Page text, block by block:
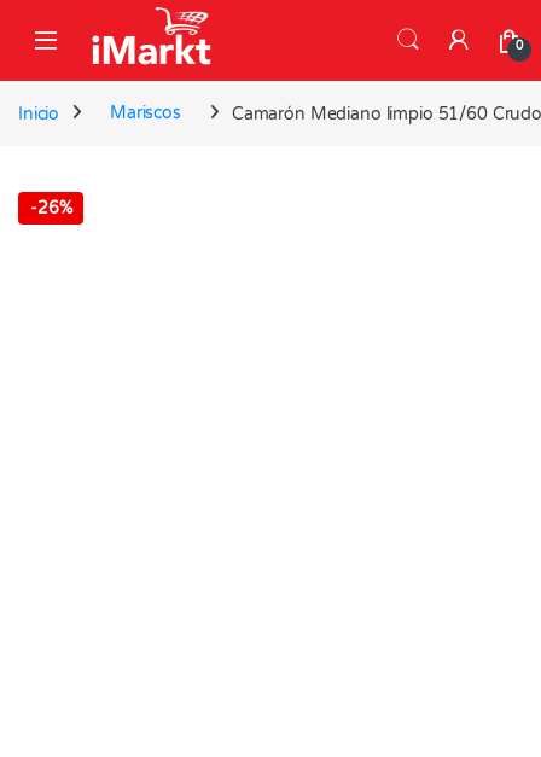
0
Inicio Mariscos Camarón Mediano limpio 51/60
-26%